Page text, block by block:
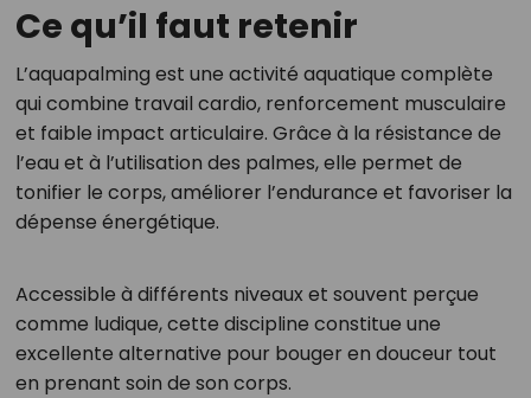
Ce qu’il faut retenir
L’aquapalming est une activité aquatique complète
qui combine travail cardio, renforcement musculaire
et faible impact articulaire. Grâce à la résistance de
l’eau et à l’utilisation des palmes, elle permet de
tonifier le corps, améliorer l’endurance et favoriser la
dépense énergétique.
Accessible à différents niveaux et souvent perçue
comme ludique, cette discipline constitue une
excellente alternative pour bouger en douceur tout
en prenant soin de son corps.